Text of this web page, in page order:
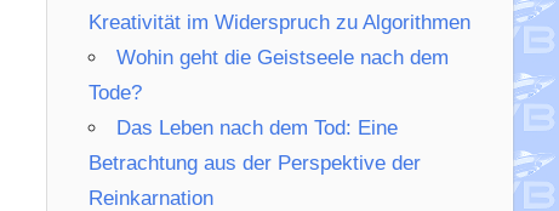
Kreativität im Widerspruch zu Algorithmen
Wohin geht die Geistseele nach dem
Tode?
Das Leben nach dem Tod: Eine
Betrachtung aus der Perspektive der
Reinkarnation